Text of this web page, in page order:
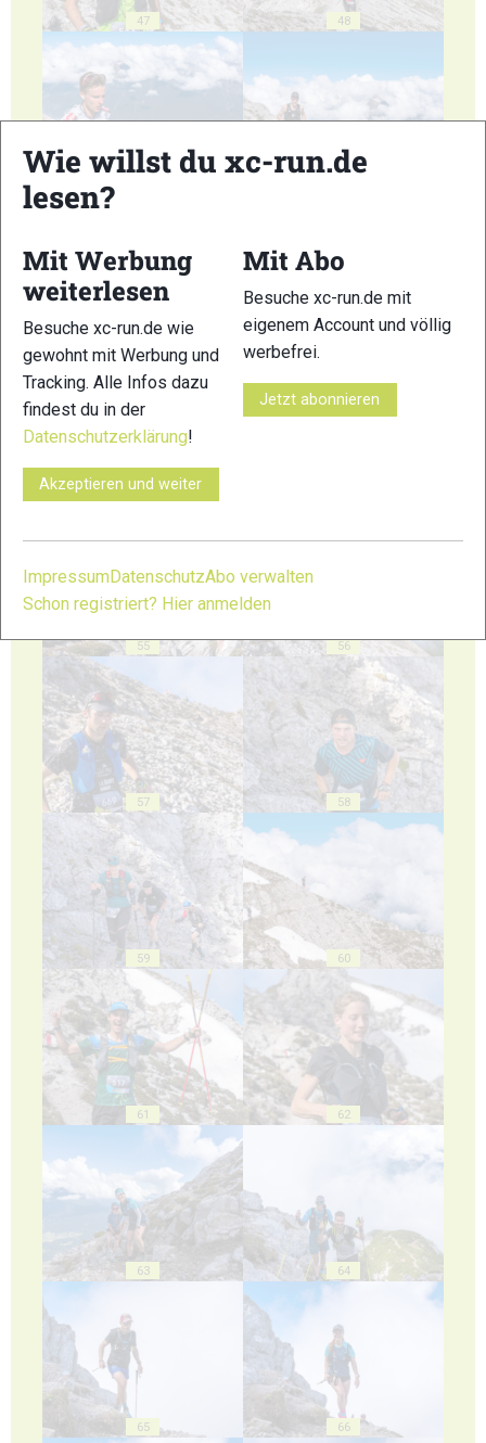
47 48
49 50
51 52
53
55 56
57 58
59 60
61 62
63 64
65 66
Wie willst du xc-run.de
lesen?
Mit Werbung
weiterlesen
Besuche xc-run.de wie
gewohnt mit Werbung und
Tracking. Alle Infos dazu
findest du in der
Datenschutzerklärung!
Akzeptieren und weiter
Mit Abo
Besuche xc-run.de mit
eigenem Account und völlig
werbefrei.
Jetzt abonnieren
ImpressumDatenschutzAbo verwalten
Schon registriert? Hier anmelden